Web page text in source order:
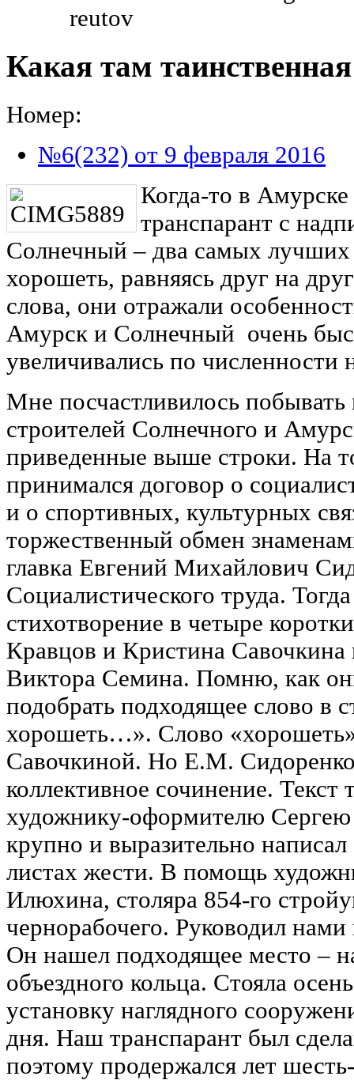
reutov
Какая там
Номер:
№6(232) от 9 февраля 2016
Когда-то в
транспарант с
Солнечный – два самых лучших
хорошеть, равняясь друг на
слова, они отражали
Амурск и Солнечный очень
увеличивались по численности
Мне посчастливилось побывать
строителей Солнечного и
приведенные выше строки. На
принимался договор о
и о спортивных, культурных
торжественный обмен
главка Евгений Михайлович
Социалистического труда.
стихотворение в четыре
Кравцов и Кристина
Виктора Семина. Помню, как
подобрать подходящее слово в
хорошеть…». Слово
Савочкиной. Но Е.М.
коллективное сочинение. Текст
художнику-оформителю
крупно и выразительно
листах жести. В помощь
Илюхина, столяра 854-го
чернорабочего. Руководил
Он нашел подходящее место –
объездного кольца. Стояла
установку наглядного
дня. Наш транспарант был
поэтому продержался лет